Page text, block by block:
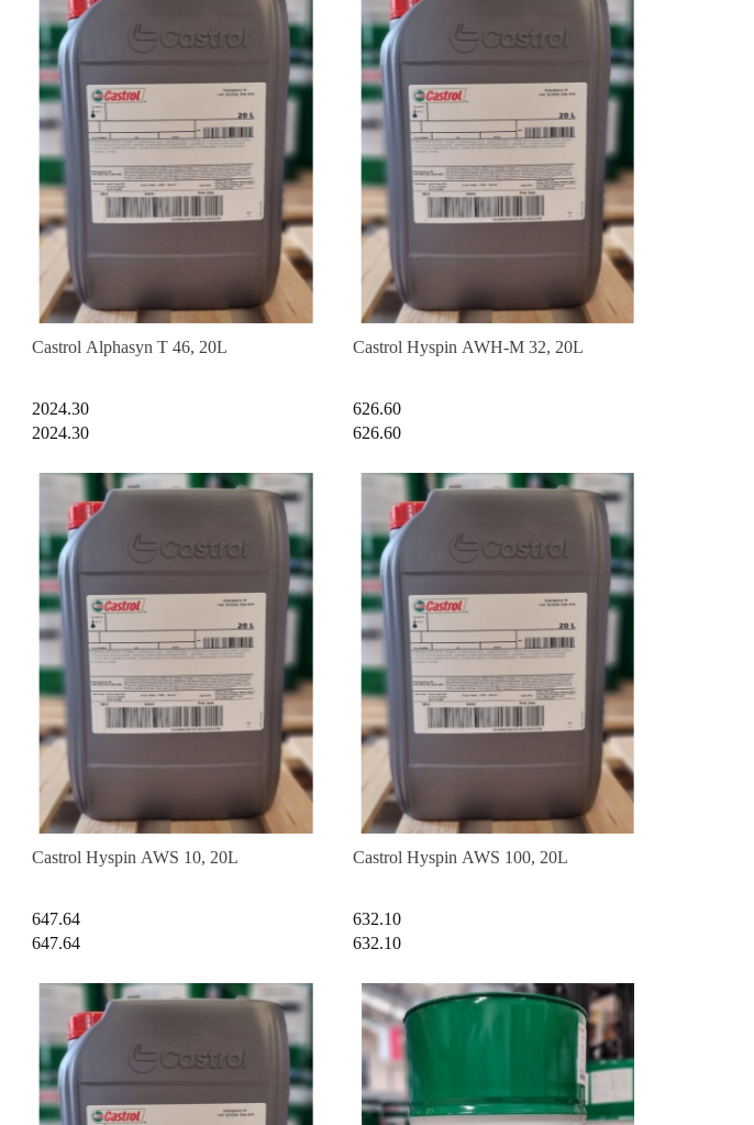
Castrol Alphasyn T 46, 20L
2024.30
2024.30
Castrol Hyspin AWH-M 32, 20L
626.60
626.60
Castrol Hyspin AWS 10, 20L
647.64
647.64
Castrol Hyspin AWS 100, 20L
632.10
632.10